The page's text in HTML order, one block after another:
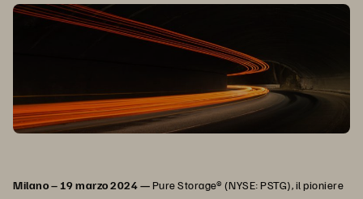
Milano – 19 marzo 2024 —Pure Storage® (NYSE: PSTG), il pioniere